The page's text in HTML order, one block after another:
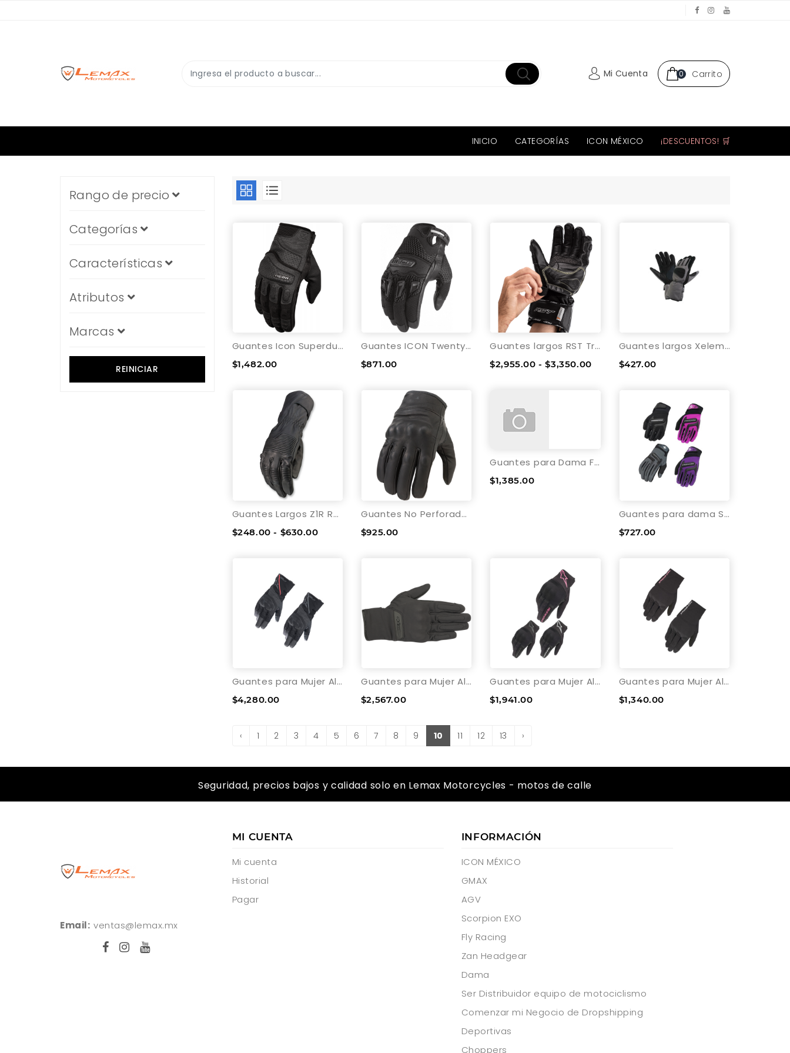
Mi Cuenta 0 Carrito
INICIO CATEGORÍAS ICON MÉXICO ¡DESCUENTOS! 🛒
Rango de precio
Categorías
Características
Atributos
Marcas
REINICIAR
Guantes Icon Superduty3™ CE Para Dama
$1,482.00
Guantes ICON Twenty-Niner™
$871.00
Guantes largos RST Tractech Evo 4
$2,955.00 - $3,350.00
Guantes largos Xelement a resistentes al agua XG253 - S
$427.00
Guantes Largos Z1R Recoil Para el Frío
$248.00 - $630.00
Guantes No Perforados Z1R 270
$925.00
Guantes para Dama Fly Racing Venus 2022
$1,385.00
Guantes para dama Scorpion Skrub
$727.00
Guantes para Mujer Alpinestars Stella Andes v3 Drystar®
$4,280.00
Guantes para Mujer Alpinestars Stella C-1 Windstopper® V2
$2,567.00
Guantes para Mujer Alpinestars Stella Copper
$1,941.00
Guantes para Mujer Alpinestars Stella Reef
$1,340.00
‹ 1 2 3 4 5 6 7 8 9 10 11 12 13 ›
Seguridad, precios bajos y calidad solo en Lemax Motorcycles - motos de calle
Email: ventas@lemax.mx
MI CUENTA
Mi cuenta
Historial
Pagar
INFORMACIÓN
ICON MÉXICO
GMAX
AGV
Scorpion EXO
Fly Racing
Zan Headgear
Dama
Ser Distribuidor equipo de motociclismo
Comenzar mi Negocio de Dropshipping
Deportivas
Choppers